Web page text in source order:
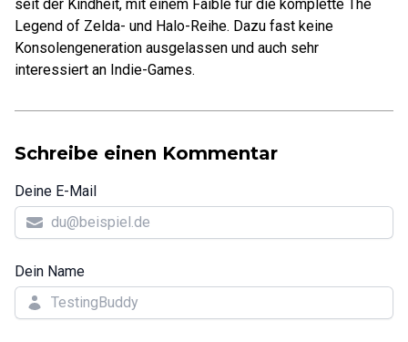
seit der Kindheit, mit einem Faible für die komplette The
Legend of Zelda- und Halo-Reihe. Dazu fast keine
Konsolengeneration ausgelassen und auch sehr
interessiert an Indie-Games.
Schreibe einen Kommentar
Deine E-Mail
Dein Name